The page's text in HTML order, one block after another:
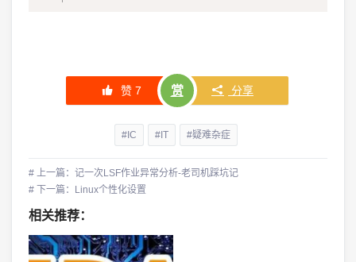
赞 7 赏 分享
#IC #IT #疑难杂症
# 上一篇：记一次LSF作业异常分析-老司机踩坑记
# 下一篇：Linux个性化设置
相关推荐：